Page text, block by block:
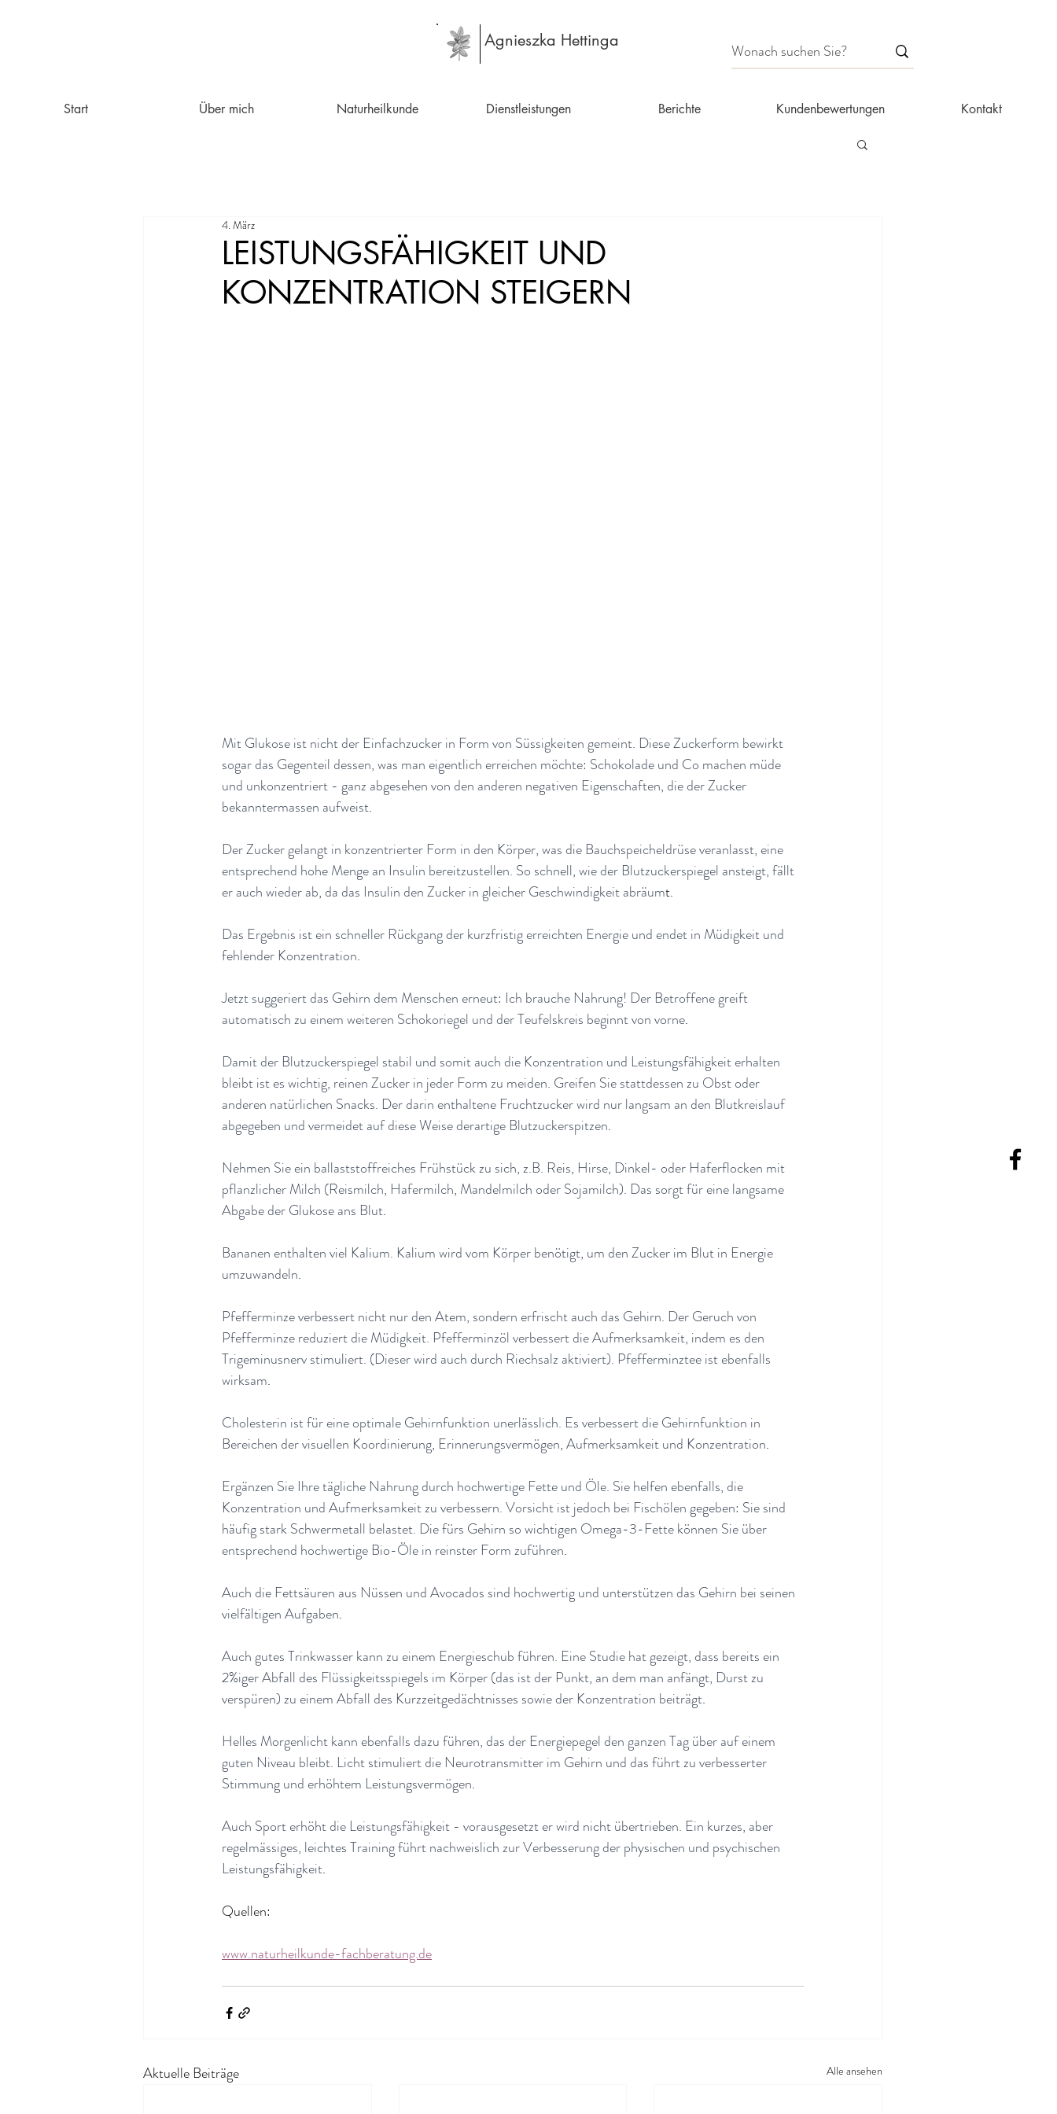
Agnieszka Hettinga
Start Über mich Naturheilkunde Dienstleistungen Berichte Kundenbewertungen Kontakt
LEISTUNGSFÄHIGKEIT UND
KONZENTRATION STEIGERN
4. März
Mit Glukose ist nicht der Einfachzucker in Form von Süssigkeiten gemeint. Diese Zuckerform bewirkt
sogar das Gegenteil dessen, was man eigentlich erreichen möchte: Schokolade und Co machen müde
und unkonzentriert - ganz abgesehen von den anderen negativen Eigenschaften, die der Zucker
bekanntermassen aufweist.
Der Zucker gelangt in konzentrierter Form in den Körper, was die Bauchspeicheldrüse veranlasst, eine
entsprechend hohe Menge an Insulin bereitzustellen. So schnell, wie der Blutzuckerspiegel ansteigt, fällt
er auch wieder ab, da das Insulin den Zucker in gleicher Geschwindigkeit abräumt.
Das Ergebnis ist ein schneller Rückgang der kurzfristig erreichten Energie und endet in Müdigkeit und
fehlender Konzentration.
Jetzt suggeriert das Gehirn dem Menschen erneut: Ich brauche Nahrung! Der Betroffene greift
automatisch zu einem weiteren Schokoriegel und der Teufelskreis beginnt von vorne.
Damit der Blutzuckerspiegel stabil und somit auch die Konzentration und Leistungsfähigkeit erhalten
bleibt ist es wichtig, reinen Zucker in jeder Form zu meiden. Greifen Sie stattdessen zu Obst oder
anderen natürlichen Snacks. Der darin enthaltene Fruchtzucker wird nur langsam an den Blutkreislauf
abgegeben und vermeidet auf diese Weise derartige Blutzuckerspitzen.
Nehmen Sie ein ballaststoffreiches Frühstück zu sich, z.B. Reis, Hirse, Dinkel- oder Haferflocken mit
pflanzlicher Milch (Reismilch, Hafermilch, Mandelmilch oder Sojamilch). Das sorgt für eine langsame
Abgabe der Glukose ans Blut.
Bananen enthalten viel Kalium. Kalium wird vom Körper benötigt, um den Zucker im Blut in Energie
umzuwandeln.
Pfefferminze verbessert nicht nur den Atem, sondern erfrischt auch das Gehirn. Der Geruch von
Pfefferminze reduziert die Müdigkeit. Pfefferminzöl verbessert die Aufmerksamkeit, indem es den
Trigeminusnerv stimuliert. (Dieser wird auch durch Riechsalz aktiviert). Pfefferminztee ist ebenfalls
wirksam.
Cholesterin ist für eine optimale Gehirnfunktion unerlässlich. Es verbessert die Gehirnfunktion in
Bereichen der visuellen Koordinierung, Erinnerungsvermögen, Aufmerksamkeit und Konzentration.
Ergänzen Sie Ihre tägliche Nahrung durch hochwertige Fette und Öle. Sie helfen ebenfalls, die
Konzentration und Aufmerksamkeit zu verbessern. Vorsicht ist jedoch bei Fischölen gegeben: Sie sind
häufig stark Schwermetall belastet. Die fürs Gehirn so wichtigen Omega-3-Fette können Sie über
entsprechend hochwertige Bio-Öle in reinster Form zuführen.
Auch die Fettsäuren aus Nüssen und Avocados sind hochwertig und unterstützen das Gehirn bei seinen
vielfältigen Aufgaben.
Auch gutes Trinkwasser kann zu einem Energieschub führen. Eine Studie hat gezeigt, dass bereits ein
2%iger Abfall des Flüssigkeitsspiegels im Körper (das ist der Punkt, an dem man anfängt, Durst zu
verspüren) zu einem Abfall des Kurzzeitgedächtnisses sowie der Konzentration beiträgt.
Helles Morgenlicht kann ebenfalls dazu führen, das der Energiepegel den ganzen Tag über auf einem
guten Niveau bleibt. Licht stimuliert die Neurotransmitter im Gehirn und das führt zu verbesserter
Stimmung und erhöhtem Leistungsvermögen.
Auch Sport erhöht die Leistungsfähigkeit - vorausgesetzt er wird nicht übertrieben. Ein kurzes, aber
regelmässiges, leichtes Training führt nachweislich zur Verbesserung der physischen und psychischen
Leistungsfähigkeit.
Quellen:
www.naturheilkunde-fachberatung.de
Aktuelle Beiträge Alle ansehen